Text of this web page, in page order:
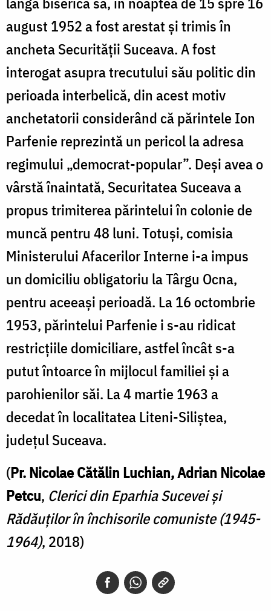
august 1952 a fost arestat și trimis în
ancheta Securității Suceava. A fost
interogat asupra trecutului său politic din
perioada interbelică, din acest motiv
anchetatorii considerând că părintele Ion
Parfenie reprezintă un pericol la adresa
regimului „democrat-popular”. Deși avea o
vârstă înaintată, Securitatea Suceava a
propus trimiterea părintelui în colonie de
muncă pentru 48 luni. Totuși, comisia
Ministerului Afacerilor Interne i-a impus
un domiciliu obligatoriu la Târgu Ocna,
pentru aceeași perioadă. La 16 octombrie
1953, părintelui Parfenie i s-au ridicat
restricțiile domiciliare, astfel încât s-a
putut întoarce în mijlocul familiei și a
parohienilor săi. La 4 martie 1963 a
decedat în localitatea Liteni-Siliștea,
județul Suceava.
(Pr. Nicolae Cătălin Luchian, Adrian Nicolae
Petcu, Clerici din Eparhia Sucevei şi
Rădăuţilor în închisorile comuniste (1945-
1964), 2018)